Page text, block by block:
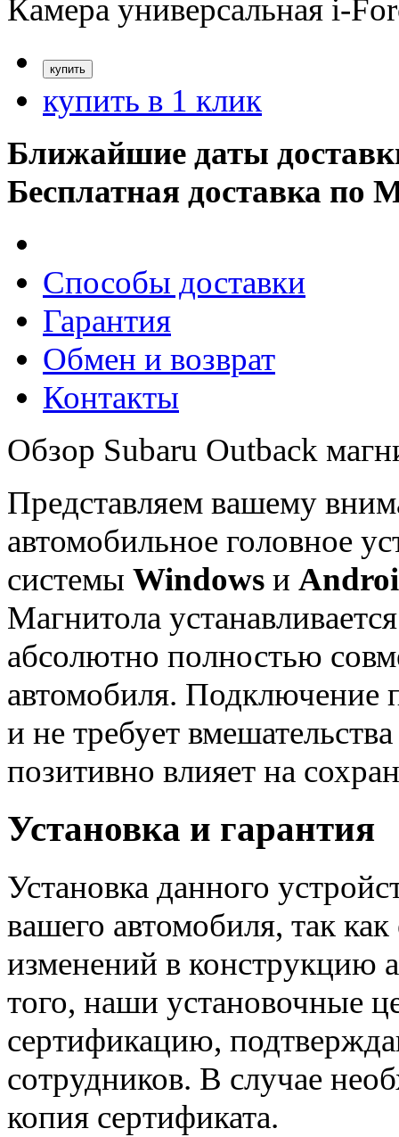
Камера универсальная i-
купить в 1 клик
Ближайшие даты
Бесплатная доставка по
Способы доставки
Гарантия
Обмен и возврат
Контакты
Обзор Subaru Outback
Представляем вашему
автомобильное головное
системы Windows и
Магнитола
абсолютно полностью
автомобиля.
и не требует
позитивно влияет на
Установка и гарантия
Установка данного
вашего автомобиля, так
изменений в конструкцию
того, наши установочные
сертификацию,
сотрудников. В случае
копия сертификата.